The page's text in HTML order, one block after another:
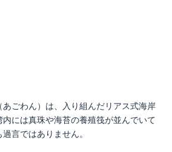
ごわん）は、入り組んだリアス式海岸
には真珠や海苔の養殖筏が並んでいて
言ではありません。